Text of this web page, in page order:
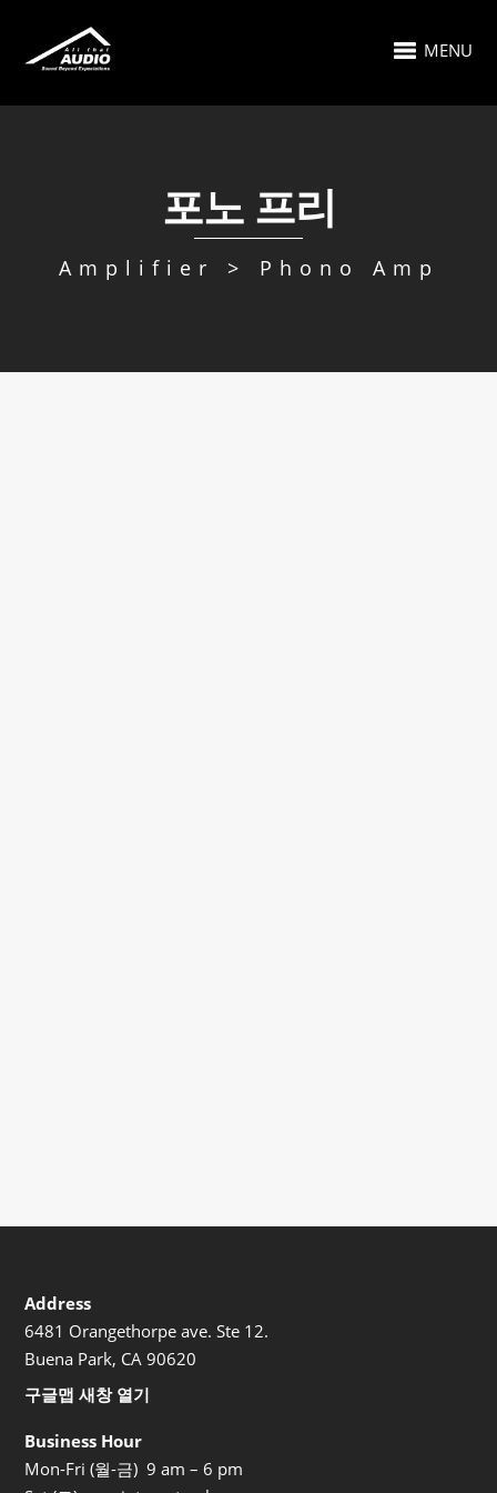
MENU
포노 프리
Amplifier > Phono Amp
Address
6481 Orangethorpe ave. Ste 12.
Buena Park, CA 90620
구글맵 새창 열기
Business Hour
Mon-Fri (월-금) 9 am – 6 pm